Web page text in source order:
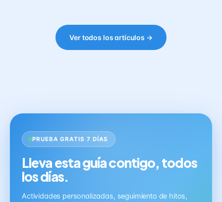
Ver todos los artículos →
PRUEBA GRATIS 7 DÍAS
Lleva esta guía contigo, todos
los días.
Actividades personalizadas, seguimiento de hitos,